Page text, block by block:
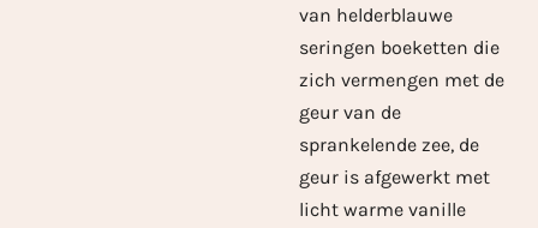
van helderblauwe
seringen boeketten die
zich vermengen met de
geur van de
sprankelende zee, de
geur is afgewerkt met
licht warme vanille